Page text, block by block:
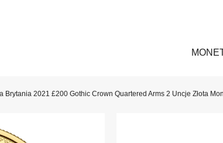
Brytania 2021 £200 Gothic Crown Quartered Arms 2 Uncje Złota